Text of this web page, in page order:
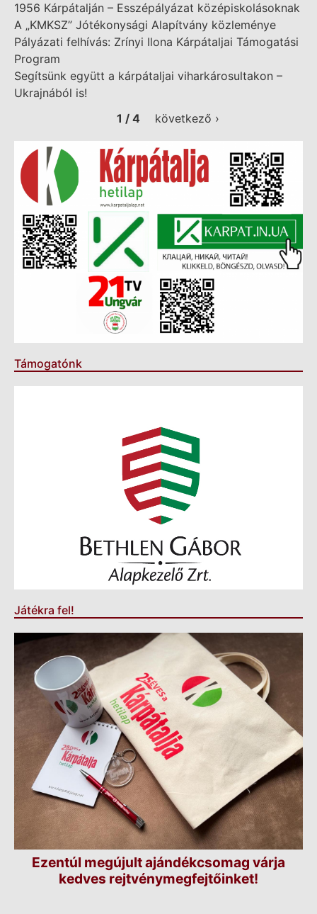
1956 Kárpátalján – Esszépályázat középiskolásoknak
A „KMKSZ” Jótékonysági Alapítvány közleménye
Pályázati felhívás: Zrínyi Ilona Kárpátaljai Támogatási
Program
Segítsünk együtt a kárpátaljai viharkárosultakon –
Ukrajnából is!
1 / 4
következő ›
Támogatónk
Játékra fel!
Ezentúl megújult ajándékcsomag várja
kedves rejtvénymegfejtőinket!